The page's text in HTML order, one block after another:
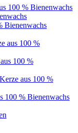
100 % Bienenwachs
Bienenwachs
aus 100 %
100 %
aus 100 %
100 % Bienenwachs